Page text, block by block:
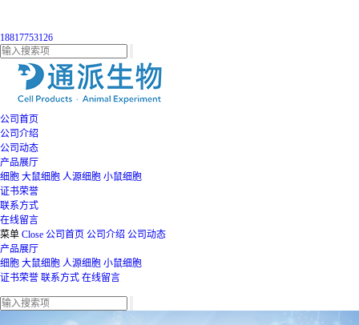
18817753126
公司首页
公司介绍
公司动态
产品展厅
细胞 大鼠细胞 人源细胞 小鼠细胞
证书荣誉
联系方式
在线留言
菜单 Close 公司首页 公司介绍 公司动态
产品展厅
细胞 大鼠细胞 人源细胞 小鼠细胞
证书荣誉 联系方式 在线留言